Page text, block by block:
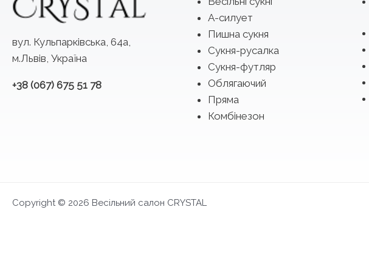
вул. Кульпарківська, 64а,
м.Львів, Україна
+38 (067) 675 51 78
А-силует
Пишна сукня
Сукня-русалка
Сукня-футляр
Облягаючий
Пряма
Комбінезон
Copyright © 2026 Весільний салон CRYSTAL